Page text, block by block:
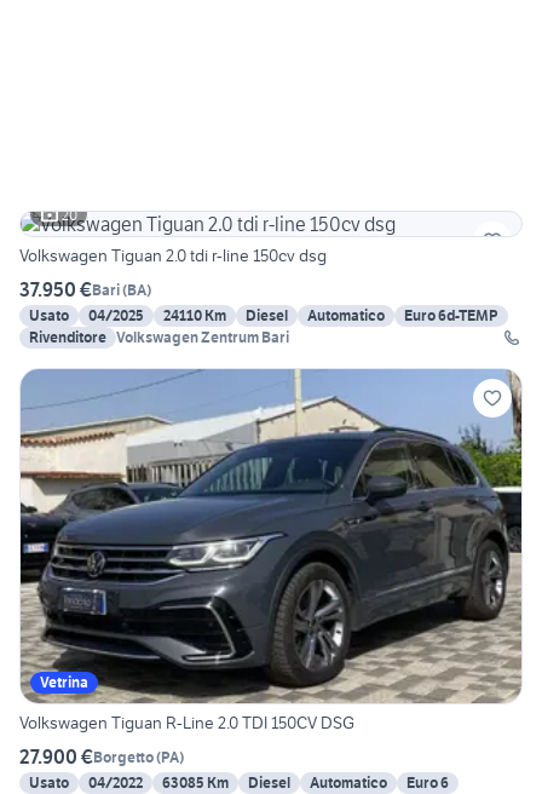
20
Volkswagen Tiguan 2.0 tdi r-line 150cv dsg
37.950 €Bari(BA)
Usato
04/2025 24110 Km Diesel Automatico
Euro 6d-TEMP
Rivenditore Volkswagen Zentrum Bari
Vetrina
Volkswagen Tiguan R-Line 2.0 TDI 150CV DSG
27.900 €Borgetto(PA)
Usato
04/2022 63085 Km Diesel Automatico
Euro 6